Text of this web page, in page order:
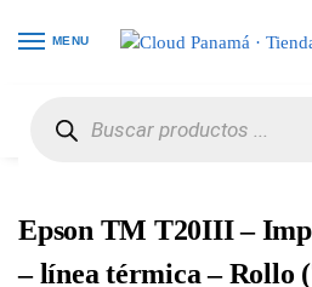
MENU
Epson TM T20III –
– línea térmica – Rollo